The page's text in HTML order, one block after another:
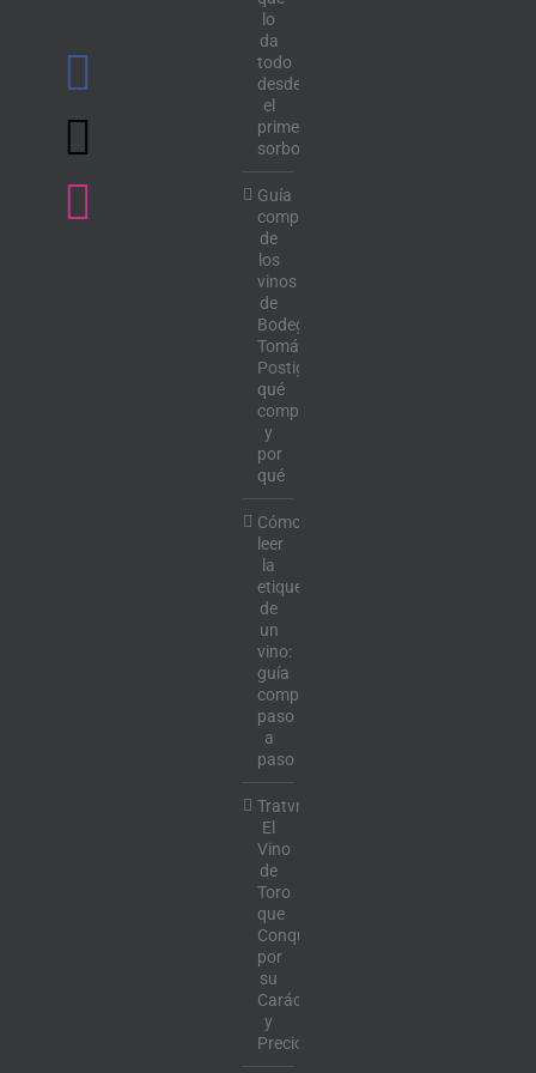
lo
da
todo
desde
el
primer
sorbo
Guía
completa
de
los
vinos
de
Bodega
Tomás
Postigo:
qué
comprar
y
por
qué
Cómo
leer
la
etiqueta
de
un
vino:
guía
completa
paso
a
paso
Tratvm:
El
Vino
de
Toro
que
Conquista
por
su
Carácter
y
Precio